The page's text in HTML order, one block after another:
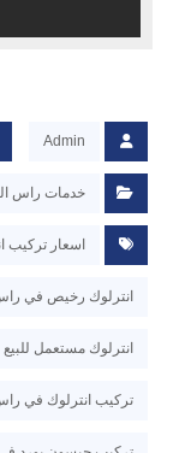
Admin
خدمات راس
اسعار تركيب
انترلوك رخيص في
انترلوك مستعمل
تركيب انترلوك في